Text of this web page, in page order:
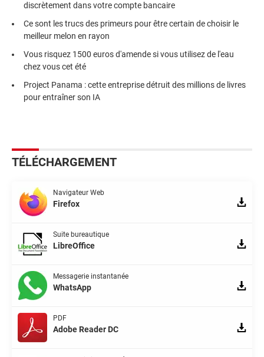
discrètement dans votre compte bancaire
Ce sont les trucs des primeurs pour être certain de choisir le
meilleur melon en rayon
Vous risquez 1500 euros d'amende si vous utilisez de l'eau
chez vous cet été
Project Panama : cette entreprise détruit des millions de livres
pour entraîner son IA
TÉLÉCHARGEMENT
Navigateur Web
Firefox
Suite bureautique
LibreOffice
Messagerie instantanée
WhatsApp
PDF
Adobe Reader DC